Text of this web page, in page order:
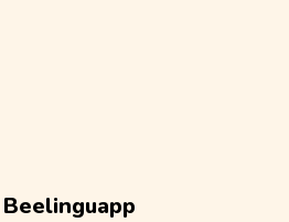
Beelinguapp